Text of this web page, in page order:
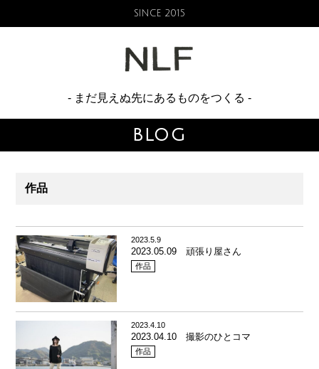
SINCE 2015
- まだ見えぬ先にあるものをつくる -
BLOG
作品
2023.5.9
2023.05.09 頑張り屋さん
作品
2023.4.10
2023.04.10 撮影のひとコマ
作品